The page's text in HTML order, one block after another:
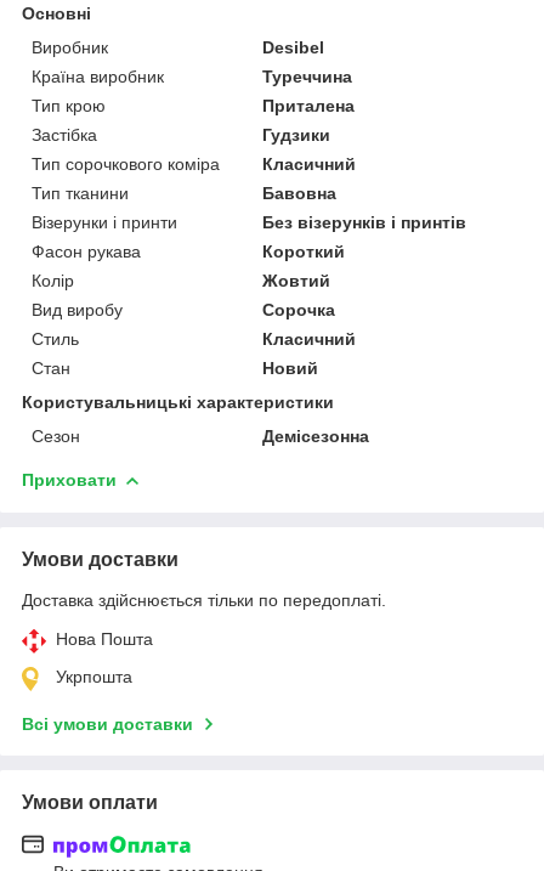
Основні
Виробник
Desibel
Країна виробник
Туреччина
Тип крою
Приталена
Застібка
Гудзики
Тип сорочкового коміра
Класичний
Тип тканини
Бавовна
Візерунки і принти
Без візерунків і принтів
Фасон рукава
Короткий
Колір
Жовтий
Вид виробу
Сорочка
Стиль
Класичний
Стан
Новий
Користувальницькі характеристики
Сезон
Демісезонна
Приховати
Умови доставки
Доставка здійснюється тільки по передоплаті.
Нова Пошта
Укрпошта
Всі умови доставки
Умови оплати